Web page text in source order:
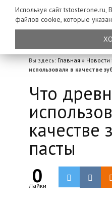
Вы здесь: Главная » Новости
использовали в качестве
Что
качестве
пасты
0
Лайки
Используя сайт tstosterone.ru,
файлов cookie, которые